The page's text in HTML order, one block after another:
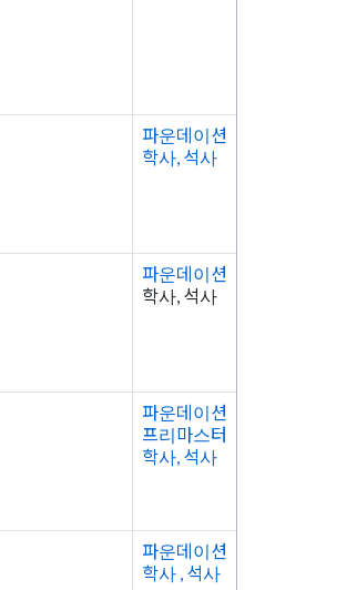
파운데이션
학사, 석사
파운데이션
학사, 석사
파운데이션
프리마스터
학사, 석사
파운데이션
학사 , 석사